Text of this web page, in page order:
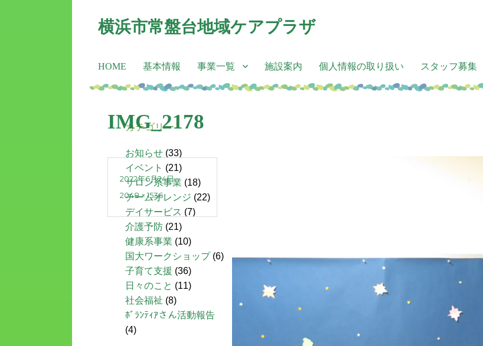
横浜市常盤台地域ケアプラザ
HOME 基本情報 事業一覧 施設案内 個人情報の取り扱い スタッフ募集
IMG_2178
2022年6月24日
2048 × 1536
カテゴリー
お知らせ (33)
イベント (21)
サロン系事業 (18)
チームオレンジ (22)
デイサービス (7)
介護予防 (21)
健康系事業 (10)
国大ワークショップ(6)
子育て支援 (36)
日々のこと (11)
社会福祉 (8)
ﾎﾞﾗﾝﾃｨｱさん活動報告
(4)